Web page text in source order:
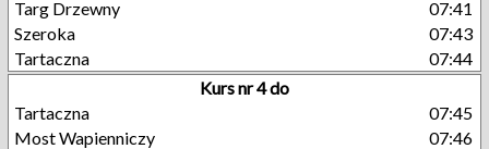
Targ Drzewny
07:41
Szeroka
07:43
Tartaczna
07:44
Kurs nr 4 do
Tartaczna
07:45
Most Wapienniczy
07:46